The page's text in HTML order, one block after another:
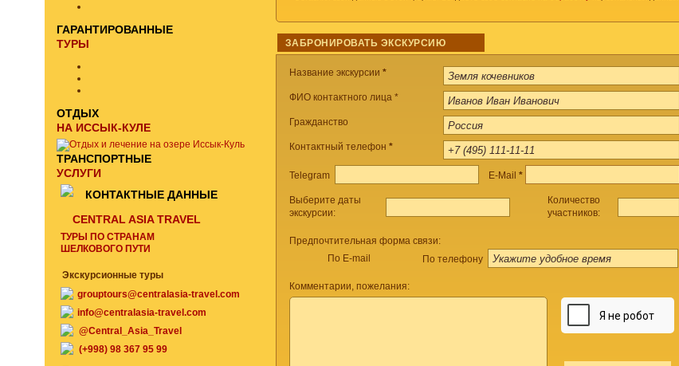
ЗАБРОНИРОВАТЬ ЭКСКУРСИЮ
Название экскурсии *
ФИО контактного лица *
Гражданство
Контактный телефон *
Telegram E-Mail *
Выберите даты
экскурсии:
Количество
участников:
Предпочтительная форма связи:
По E-mail
По телефону
Комментарии, пожелания:
ГАРАНТИРОВАННЫЕ
ТУРЫ
ОТДЫХ
НА ИССЫК-КУЛЕ
ТРАНСПОРТНЫЕ
УСЛУГИ
КОНТАКТНЫЕ ДАННЫЕ
CENTRAL ASIA TRAVEL
ТУРЫ ПО СТРАНАМ
ШЕЛКОВОГО ПУТИ
Экскурсионные туры
grouptours@centralasia-travel.com
info@centralasia-travel.com
@Central_Asia_Travel
(+998) 98 367 95 99